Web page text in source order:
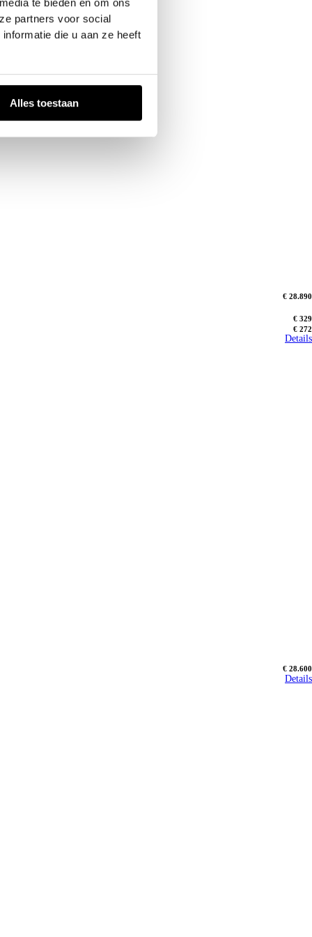
te bieden en om ons
partners voor social
die u aan ze heeft
Alles toestaan
€ 28.890
€ 329
€ 272
Details
€ 28.600
Details